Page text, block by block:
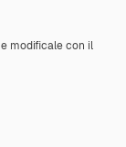
e modificale con il